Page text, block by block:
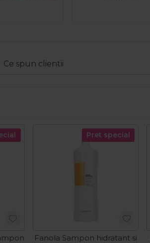
Ce spun clientii
Pret special
Fanola Sampon hidratant si